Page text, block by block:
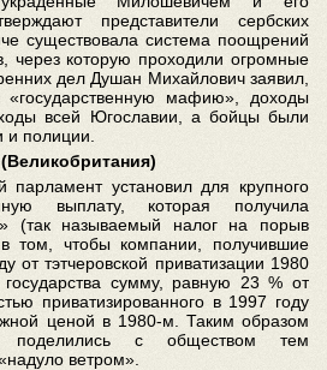
представители сербских
существовала система поощрений
через которую проходили огромные
дел Душан Михайлович заявил,
мафию», доходы
всей Югославии, а бойцы были
полиции.
парламент установил для крупного
выплату, которая получила
(так называемый налог на порыв
том, чтобы компании, получившие
от тэтчеровской приватизации 1980
сумму, равную 23 % от
приватизированного в 1997 году
ценой в 1980-м. Таким образом
поделились с обществом тем
ветром».